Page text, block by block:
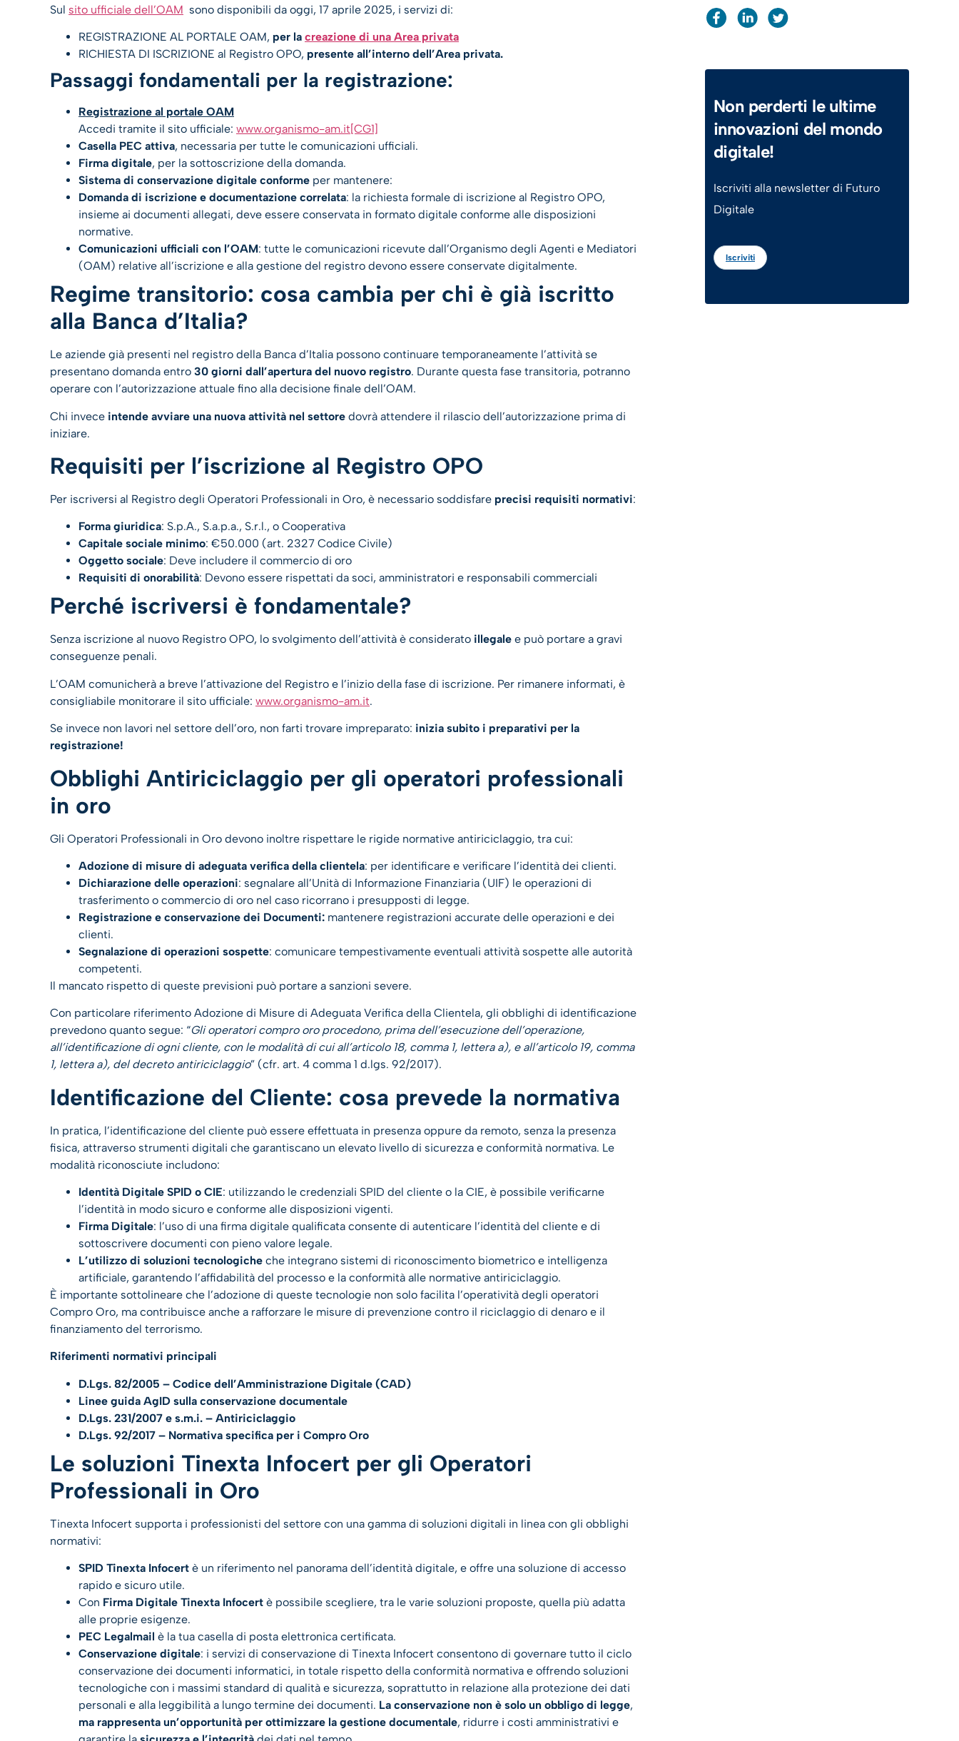
Sul sito ufficiale dell’OAM sono disponibili da oggi, 17 aprile 2025, i servizi di:
REGISTRAZIONE AL PORTALE OAM, per la creazione di una Area privata
RICHIESTA DI ISCRIZIONE al Registro OPO, presente all’interno dell’Area privata.
Passaggi fondamentali per la registrazione:
Registrazione al portale OAM
Accedi tramite il sito ufficiale: www.organismo-am.it[CG1]
Casella PEC attiva, necessaria per tutte le comunicazioni ufficiali.
Firma digitale, per la sottoscrizione della domanda.
Sistema di conservazione digitale conforme per mantenere:
Domanda di iscrizione e documentazione correlata: la richiesta formale di iscrizione al Registro OPO,
insieme ai documenti allegati, deve essere conservata in formato digitale conforme alle disposizioni
normative.
Comunicazioni ufficiali con l’OAM: tutte le comunicazioni ricevute dall’Organismo degli Agenti e Mediatori
(OAM) relative all’iscrizione e alla gestione del registro devono essere conservate digitalmente.
Regime transitorio: cosa cambia per chi è già iscritto
alla Banca d’Italia?
Le aziende già presenti nel registro della Banca d’Italia possono continuare temporaneamente l’attività se
presentano domanda entro 30 giorni dall’apertura del nuovo registro. Durante questa fase transitoria, potranno
operare con l’autorizzazione attuale fino alla decisione finale dell’OAM.
Chi invece intende avviare una nuova attività nel settore dovrà attendere il rilascio dell’autorizzazione prima di
iniziare.
Requisiti per l’iscrizione al Registro OPO
Per iscriversi al Registro degli Operatori Professionali in Oro, è necessario soddisfare precisi requisiti normativi:
Forma giuridica: S.p.A., S.a.p.a., S.r.l., o Cooperativa
Capitale sociale minimo: €50.000 (art. 2327 Codice Civile)
Oggetto sociale: Deve includere il commercio di oro
Requisiti di onorabilità: Devono essere rispettati da soci, amministratori e responsabili commerciali
Perché iscriversi è fondamentale?
Senza iscrizione al nuovo Registro OPO, lo svolgimento dell’attività è considerato illegale e può portare a gravi
conseguenze penali.
L’OAM comunicherà a breve l’attivazione del Registro e l’inizio della fase di iscrizione. Per rimanere informati, è
consigliabile monitorare il sito ufficiale: www.organismo-am.it.
Se invece non lavori nel settore dell’oro, non farti trovare impreparato: inizia subito i preparativi per la
registrazione!
Obblighi Antiriciclaggio per gli operatori professionali
in oro
Gli Operatori Professionali in Oro devono inoltre rispettare le rigide normative antiriciclaggio, tra cui:
Adozione di misure di adeguata verifica della clientela: per identificare e verificare l’identità dei clienti.
Dichiarazione delle operazioni: segnalare all’Unità di Informazione Finanziaria (UIF) le operazioni di
trasferimento o commercio di oro nel caso ricorrano i presupposti di legge.
Registrazione e conservazione dei Documenti: mantenere registrazioni accurate delle operazioni e dei
clienti.
Segnalazione di operazioni sospette: comunicare tempestivamente eventuali attività sospette alle autorità
competenti.
Il mancato rispetto di queste previsioni può portare a sanzioni severe.
Con particolare riferimento Adozione di Misure di Adeguata Verifica della Clientela, gli obblighi di identificazione
prevedono quanto segue: “Gli operatori compro oro procedono, prima dell’esecuzione dell’operazione,
all’identificazione di ogni cliente, con le modalità di cui all’articolo 18, comma 1, lettera a), e all’articolo 19, comma
1, lettera a), del decreto antiriciclaggio” (cfr. art. 4 comma 1 d.lgs. 92/2017).
Identificazione del Cliente: cosa prevede la normativa
In pratica, l’identificazione del cliente può essere effettuata in presenza oppure da remoto, senza la presenza
fisica, attraverso strumenti digitali che garantiscano un elevato livello di sicurezza e conformità normativa. Le
modalità riconosciute includono:​
Identità Digitale SPID o CIE: utilizzando le credenziali SPID del cliente o la CIE, è possibile verificarne
l’identità in modo sicuro e conforme alle disposizioni vigenti.​
Firma Digitale: l’uso di una firma digitale qualificata consente di autenticare l’identità del cliente e di
sottoscrivere documenti con pieno valore legale.
L’utilizzo di soluzioni tecnologiche che integrano sistemi di riconoscimento biometrico e intelligenza
artificiale, garantendo l’affidabilità del processo e la conformità alle normative antiriciclaggio.​
È importante sottolineare che l’adozione di queste tecnologie non solo facilita l’operatività degli operatori
Compro Oro, ma contribuisce anche a rafforzare le misure di prevenzione contro il riciclaggio di denaro e il
finanziamento del terrorismo.
Riferimenti normativi principali
D.Lgs. 82/2005 – Codice dell’Amministrazione Digitale (CAD)
Linee guida AgID sulla conservazione documentale
D.Lgs. 231/2007 e s.m.i. – Antiriciclaggio
D.Lgs. 92/2017 – Normativa specifica per i Compro Oro
Le soluzioni Tinexta Infocert per gli Operatori
Professionali in Oro
Tinexta Infocert supporta i professionisti del settore con una gamma di soluzioni digitali in linea con gli obblighi
normativi:
SPID Tinexta Infocert è un riferimento nel panorama dell’identità digitale, e offre una soluzione di accesso
rapido e sicuro utile.
Con Firma Digitale Tinexta Infocert è possibile scegliere, tra le varie soluzioni proposte, quella più adatta
alle proprie esigenze.
PEC Legalmail è la tua casella di posta elettronica certificata.
Conservazione digitale: i servizi di conservazione di Tinexta Infocert consentono di governare tutto il ciclo
conservazione dei documenti informatici, in totale rispetto della conformità normativa e offrendo soluzioni
tecnologiche con i massimi standard di qualità e sicurezza, soprattutto in relazione alla protezione dei dati
personali e alla leggibilità a lungo termine dei documenti. La conservazione non è solo un obbligo di legge,
ma rappresenta un’opportunità per ottimizzare la gestione documentale, ridurre i costi amministrativi e
Non perderti le ultime
innovazioni del mondo
digitale!
Iscriviti alla newsletter di Futuro
Digitale
Iscriviti